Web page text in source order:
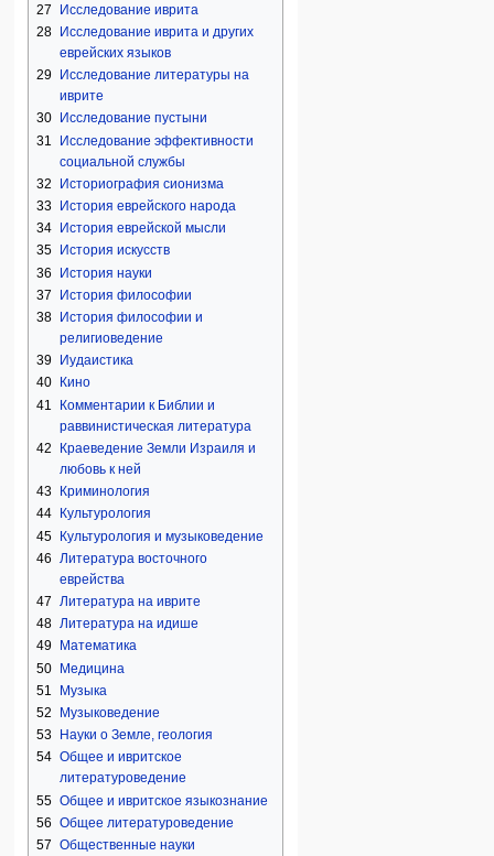
27
Исследование иврита
28
Исследование иврита и других
еврейских языков
29
Исследование литературы на
иврите
30
Исследование пустыни
31
Исследование эффективности
социальной службы
32
Историография сионизма
33
История еврейского народа
34
История еврейской мысли
35
История искусств
36
История науки
37
История философии
38
История философии и
религиоведение
39
Иудаистика
40
Кино
41
Комментарии к Библии и
раввинистическая литература
42
Краеведение Земли Израиля и
любовь к ней
43
Криминология
44
Культурология
45 Культурология и музыковедение
46
Литература восточного
еврейства
47 Литература на иврите
48 Литература на идише
49
Математика
50 Медицина
51
Музыка
52
Музыковедение
53
Науки о Земле, геология
54 Общее и ивритское
литературоведение
55 Общее и ивритское языкознание
56 Общее литературоведение
57 Общественные науки